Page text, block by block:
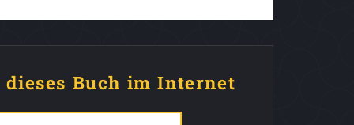
dieses Buch im Internet